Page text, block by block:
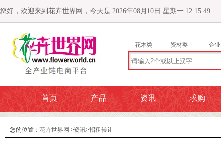
您好，欢迎来到花卉世界网，今天是 2026年08月10日 星期一 12:15:50
花木类 资材类 企业
首页 产品 资讯 求购
您的位置： 花卉世界网 >资讯>招租转让